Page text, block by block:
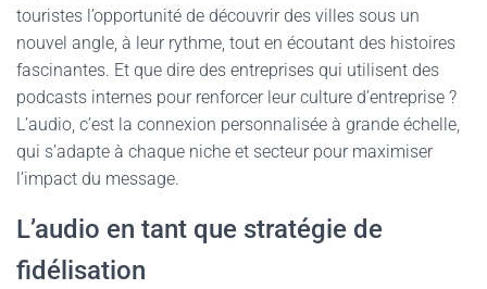
touristes l’opportunité de découvrir des villes sous un
nouvel angle, à leur rythme, tout en écoutant des histoires
fascinantes. Et que dire des entreprises qui utilisent des
podcasts internes pour renforcer leur culture d’entreprise ?
L’audio, c’est la connexion personnalisée à grande échelle,
qui s’adapte à chaque niche et secteur pour maximiser
l’impact du message.
L’audio en tant que stratégie de
fidélisation